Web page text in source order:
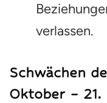
verlassen.
Schwächen
Oktober – 21.